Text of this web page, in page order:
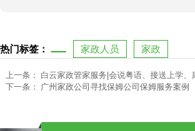
热门标签： 家政人员 家政
上一条：
白云家政管家服务|会说粤语、接送上学、
下一条：
广州家政公司寻找保姆公司保姆服务案例